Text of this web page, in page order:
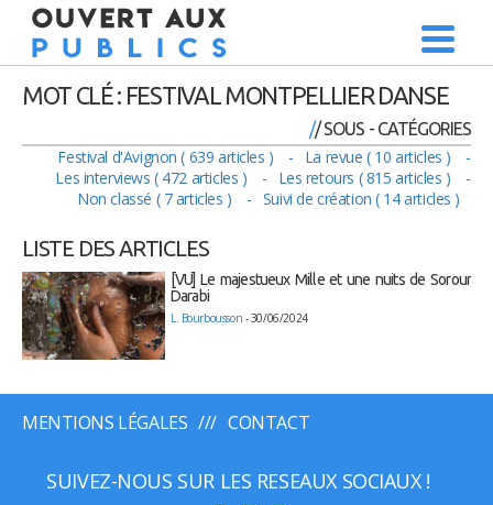
MOT CLÉ : FESTIVAL MONTPELLIER DANSE
/ SOUS - CATÉGORIES
Festival d'Avignon ( 639 articles )
La revue ( 10 articles )
Les interviews ( 472 articles )
Les retours ( 815 articles )
Non classé ( 7 articles )
Suivi de création ( 14 articles )
LISTE DES ARTICLES
[VU] Le majestueux Mille et une nuits de Sorour
Darabi
L. Bourbousson - 30/06/2024
MENTIONS LÉGALES CONTACT
SUIVEZ-NOUS SUR LES RESEAUX SOCIAUX !